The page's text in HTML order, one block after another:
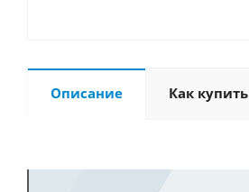
Описание Как купить